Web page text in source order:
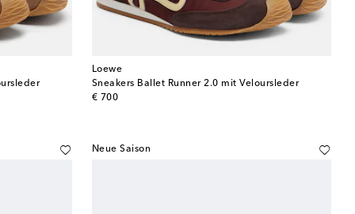
Loewe
Sneakers Ballet Runner 2.0 mit Veloursleder
€ 700
original price
Neue Saison